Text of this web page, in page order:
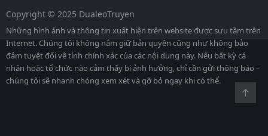
Copyright © 2025 DualeoTruyen
Những hình ảnh và thông tin xuất hiện trên website được sưu tầm trên
Internet. Chúng tôi không nắm giữ bản quyền cũng như không bảo
đảm tuyệt đối về tính chính xác của các nội dung này. Nếu bất kỳ cá
nhân hoặc tổ chức nào cảm thấy bị ảnh hưởng, chỉ cần gửi thông báo –
chúng tôi sẽ nhanh chóng xem xét và gỡ bỏ ngay khi có thể.